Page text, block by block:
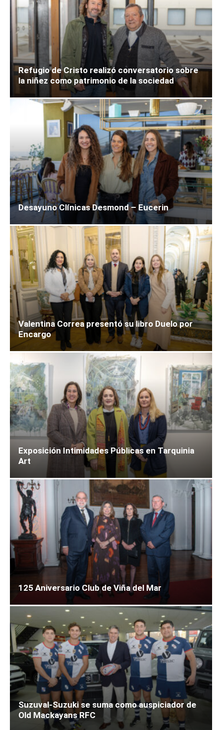
Refugio de Cristo realizó conversatorio sobre
la niñez como patrimonio de la sociedad
Desayuno Clínicas Desmond – Eucerin
Valentina Correa presentó su libro Duelo por
Encargo
Exposición Intimidades Públicas en Tarquinia
Art
125 Aniversario Club de Viña del Mar
Suzuval-Suzuki se suma como auspiciador de
Old Mackayans RFC